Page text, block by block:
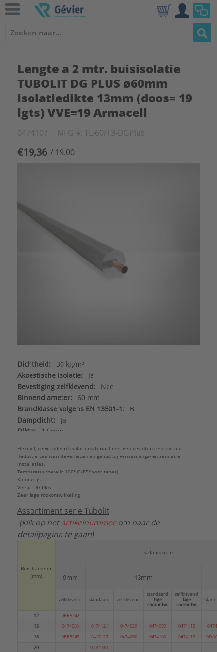
Lengte a 2 mtr. buisisolatie
TUBOLIT DG PLUS ø60mm
isolatiedikte 13mm (doos= 19
lgts) VVE=19 Armacell
0474107 MFG #: TL-60/13-DGPlus
€19,36 / 19.00
Dichtheid:
30 kg/m³
Akoestische isolatie:
Ja
Bevestiging zelfklevend:
Nee
Binnendiameter:
60 mm
Brandklasse volgens EN 13501-1:
B
Dampdicht:
Ja
Dikte:
13 mm
volgens EN 13501-1:
d0
Euroklasse rookontwikkeling volgens EN 13501-1:
s1
Gebruikstemperatuur:
Halogeenvrij: Nee
Kleur: Grijs
Materiaal: Polyethyleen, opgeschuimd (foam PE)
Met sluiting:
Model:
Gesloten
0,04 W/(m.K)
Flexibel, geëxtrudeerd isolatiemateriaal met een gesloten celstructuur.
Reductie van warmteverliezen en geluid bij verwarmings- en sanitaire
installaties.
Temperatuurbereik: 100° C (85° voor tapes)
Kleur grijs
Versie DG-Plus
Zeer lage rookontwikkeling
Assortiment serie Tubolit
(klik op hetartikelnummer om naar de
detailpagina te gaan)
Buisdiameter
(mm)
Isolatiedikte
9mm 13mm
zelfklevend standaard zelfklevend
standaard
lage
rookontw.
zelfklevend
lage
rookontw.
12
0BR5242
15
0474058 0474121 0474059 0474099 0474112
18
0BR5243 0417122 0474060 0474100 0474113
20
0DA1361